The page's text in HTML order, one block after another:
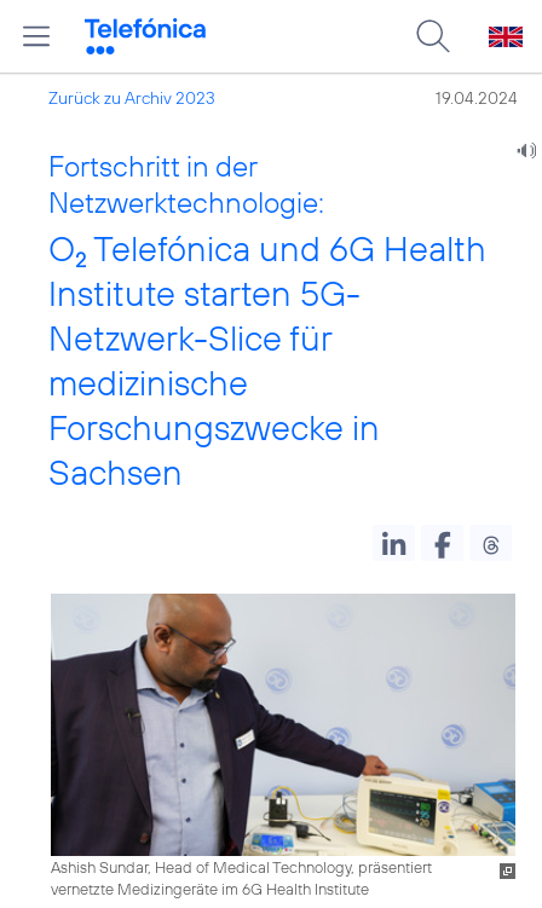
Zurück zu Archiv 2023 19.04.2024
Fortschritt in der
Netzwerktechnologie:
O2 Telefónica und 6G Health
Institute starten 5G-
Netzwerk-Slice für
medizinische
Forschungszwecke in
Sachsen
Ashish Sundar, Head of Medical Technology, präsentiert
vernetzte Medizingeräte im 6G Health Institute